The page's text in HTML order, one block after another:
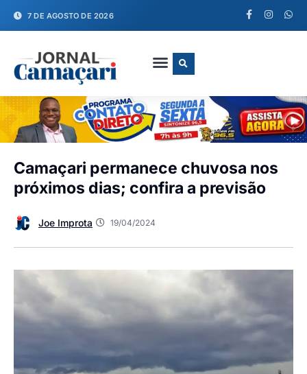
7 DE AGOSTO DE 2026
Camaçari permanece chuvosa nos
próximos dias; confira a previsão
Joe Improta 19/04/2024